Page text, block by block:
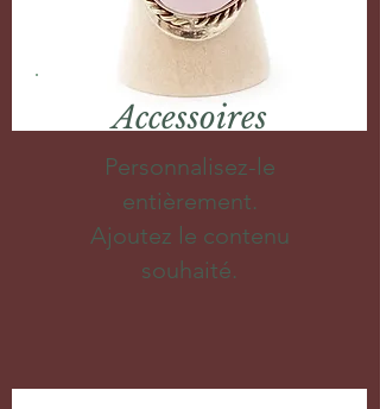
Accessoires
Personnalisez-le
entièrement.
Ajoutez le contenu
souhaité.